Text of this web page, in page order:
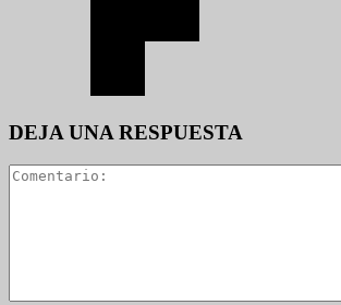
DEJA UNA RESPUESTA